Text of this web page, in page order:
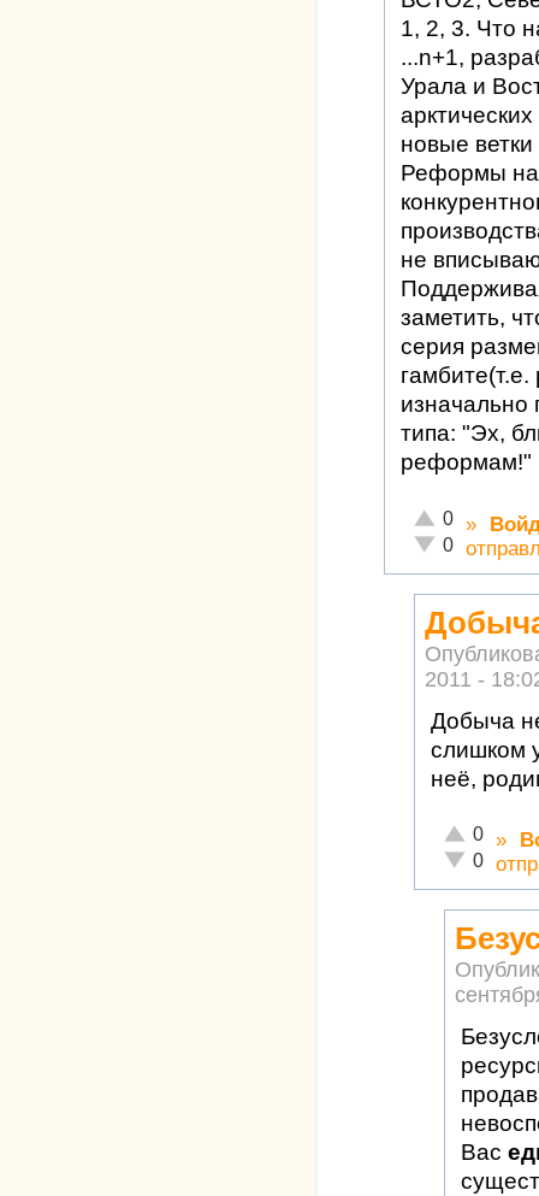
1, 2, 3. Что
...n+1,
Урала и
новые
Реформы
не
заметить,
серия
изначально
типа: "Эх,
реформам!"
Отлично!
0
Неадекватно!
0
»
2011 -
Добыча
слишком
неё,
Отлично!
0
0
»
Вас